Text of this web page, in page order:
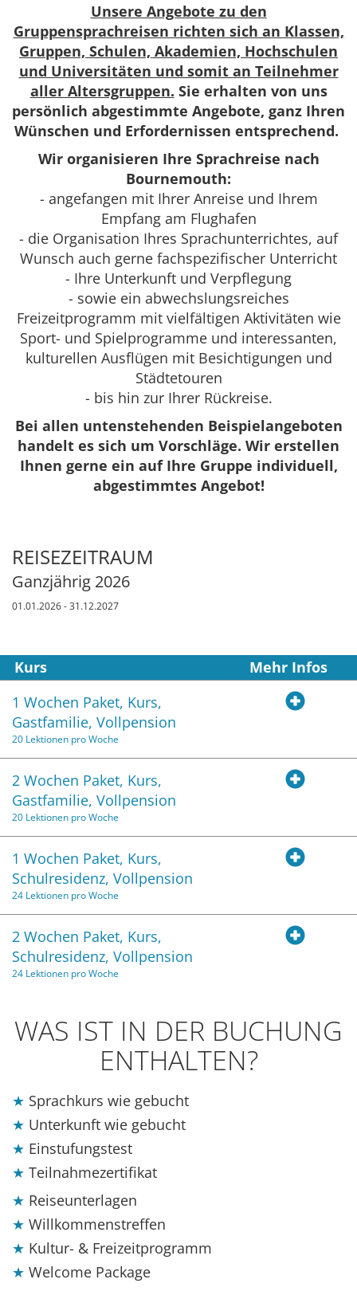
Unsere Angebote zu den
Gruppensprachreisen richten sich an Klassen,
Gruppen, Schulen, Akademien, Hochschulen
und Universitäten und somit an Teilnehmer
aller Altersgruppen. Sie erhalten von uns
persönlich abgestimmte Angebote, ganz Ihren
Wünschen und Erfordernissen entsprechend.
Wir organisieren Ihre Sprachreise nach
Bournemouth:
- angefangen mit Ihrer Anreise und Ihrem
Empfang am Flughafen
- die Organisation Ihres Sprachunterrichtes, auf
Wunsch auch gerne fachspezifischer Unterricht
- Ihre Unterkunft und Verpflegung
- sowie ein abwechslungsreiches
Freizeitprogramm mit vielfältigen Aktivitäten wie
Sport- und Spielprogramme und interessanten,
kulturellen Ausflügen mit Besichtigungen und
Städtetouren
- bis hin zur Ihrer Rückreise.
Bei allen untenstehenden Beispielangeboten
handelt es sich um Vorschläge. Wir erstellen
Ihnen gerne ein auf Ihre Gruppe individuell,
abgestimmtes Angebot!
REISEZEITRAUM
Ganzjährig 2026
01.01.2026 - 31.12.2027
Kurs
Mehr Infos
1 Wochen Paket, Kurs,
Gastfamilie, Vollpension
20 Lektionen pro Woche
2 Wochen Paket, Kurs,
Gastfamilie, Vollpension
20 Lektionen pro Woche
1 Wochen Paket, Kurs,
Schulresidenz, Vollpension
24 Lektionen pro Woche
2 Wochen Paket, Kurs,
Schulresidenz, Vollpension
24 Lektionen pro Woche
WAS IST IN DER BUCHUNG
ENTHALTEN?
Sprachkurs wie gebucht
Unterkunft wie gebucht
Einstufungstest
Teilnahmezertifikat
Reiseunterlagen
Willkommenstreffen
Kultur- & Freizeitprogramm
Welcome Package